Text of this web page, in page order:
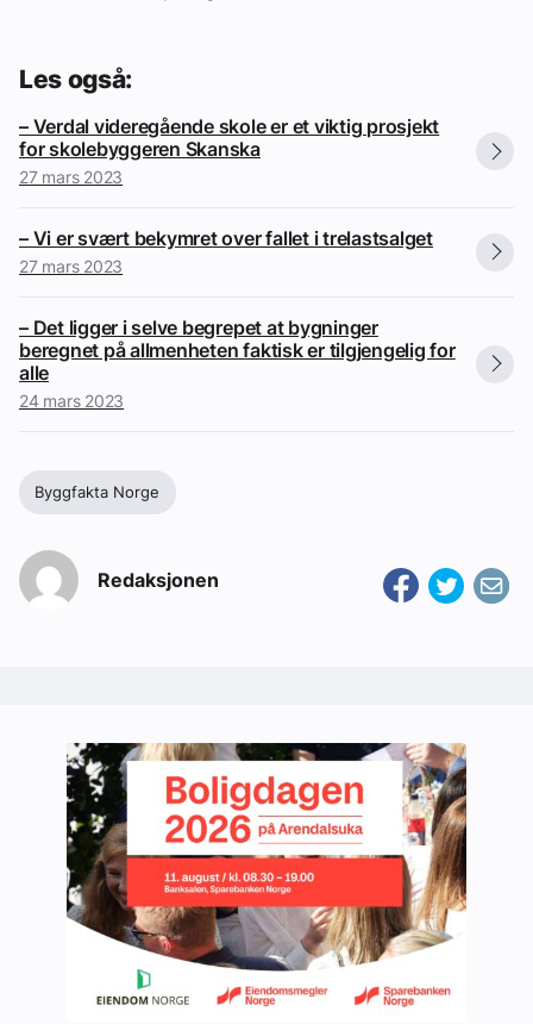
Les også:
– Verdal videregående skole er et viktig prosjekt
for skolebyggeren Skanska
27 mars 2023
– Vi er svært bekymret over fallet i trelastsalget
27 mars 2023
– Det ligger i selve begrepet at bygninger
beregnet på allmenheten faktisk er tilgjengelig for
alle
24 mars 2023
Byggfakta Norge
Redaksjonen